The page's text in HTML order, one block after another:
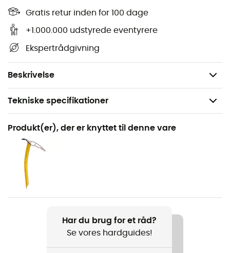
Gratis retur inden for 100 dage
+1.000.000 udstyrede eventyrere
Ekspertrådgivning
Beskrivelse
Tekniske specifikationer
Anbefales til
Skiture / Via ferrata / Bjergbestigning
Herre / Dame
Vægt
Speed Comp
Produkt(er), der er knyttet til denne vare
Har du brug for et råd?
Se vores hardguides!